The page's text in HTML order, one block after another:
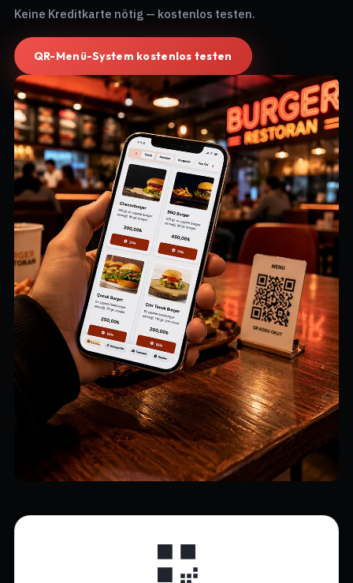
Keine Kreditkarte nötig — kostenlos testen.
QR-Menü-System kostenlos testen